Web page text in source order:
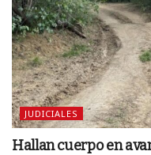
JUDICIALES
Hallan cuerpo en